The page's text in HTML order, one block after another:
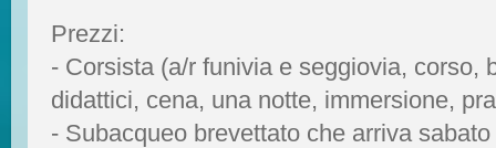
Prezzi:
- Corsista (a/r funivia e seggiovia, corso,
didattici, cena, una notte, immersione,
- Subacqueo brevettato che arriva